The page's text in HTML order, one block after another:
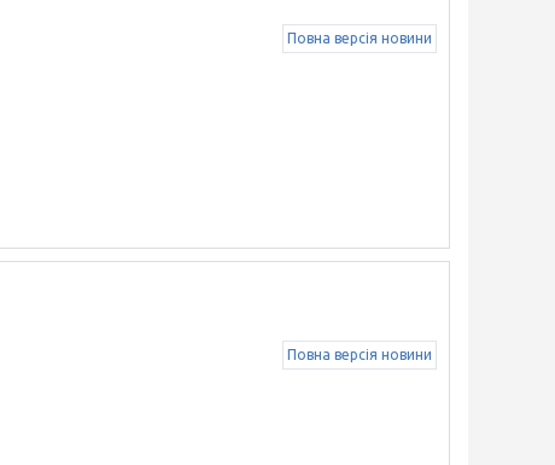
Повна версія новини
Повна версія новини